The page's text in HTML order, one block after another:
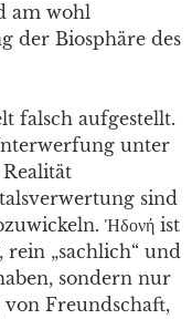
am wohl
der Biosphäre des
falsch aufgestellt.
unter
sind
Ἡδονή ist
rein „sachlich“ und
sondern nur
von Freundschaft,